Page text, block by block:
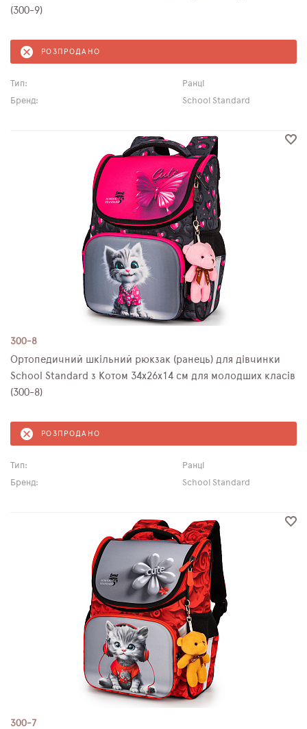
(300-9)
РОЗПРОДАНО
Тип:
Ранці
Бренд:
School Standard
300-8
Ортопедичний шкільний рюкзак (ранець) для дівчинки
School Standard з Котом 34х26х14 см для молодших класів
(300-8)
РОЗПРОДАНО
Тип:
Ранці
Бренд:
School Standard
300-7